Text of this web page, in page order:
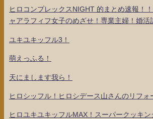
ヒロコンプレックスNIGHT 的まとめ速報！
ャアラフィフ女子のめざせ！専業主婦！婚活
ユキユキッフル3！
萌えっふる！
天にまします我ら！
ヒロシッフル！ヒロシデース山さんのリフォ
ヒロユキユキッフルMAX！スーパークッキン